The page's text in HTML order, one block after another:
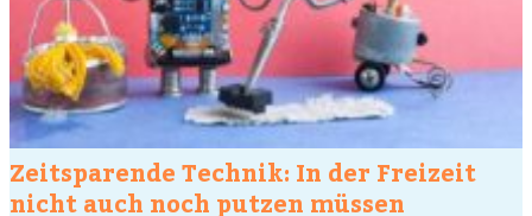
Zeitsparende Technik: In der Freizeit
nicht auch noch putzen müssen